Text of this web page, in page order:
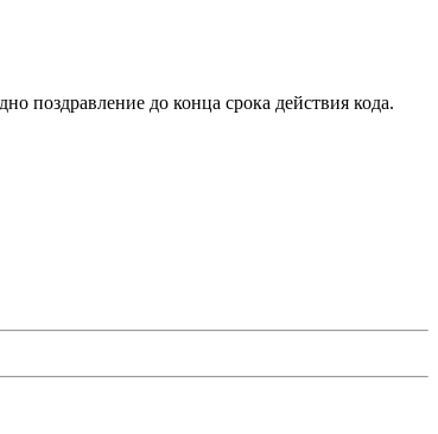
поздравление до конца срока действия кода.